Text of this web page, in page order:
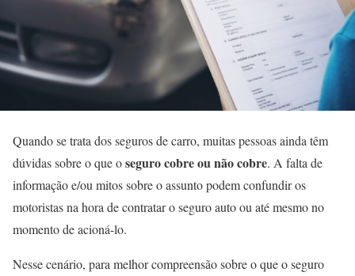
Quando se trata dos seguros de carro, muitas pessoas ainda têm
dúvidas sobre o que oseguro cobre ou não cobre. A falta de
informação e/ou mitos sobre o assunto podem confundir os
motoristas na hora de contratar o seguro auto ou até mesmo no
momento de acioná-lo.
Nesse cenário, para melhor compreensão sobre o que o seguro